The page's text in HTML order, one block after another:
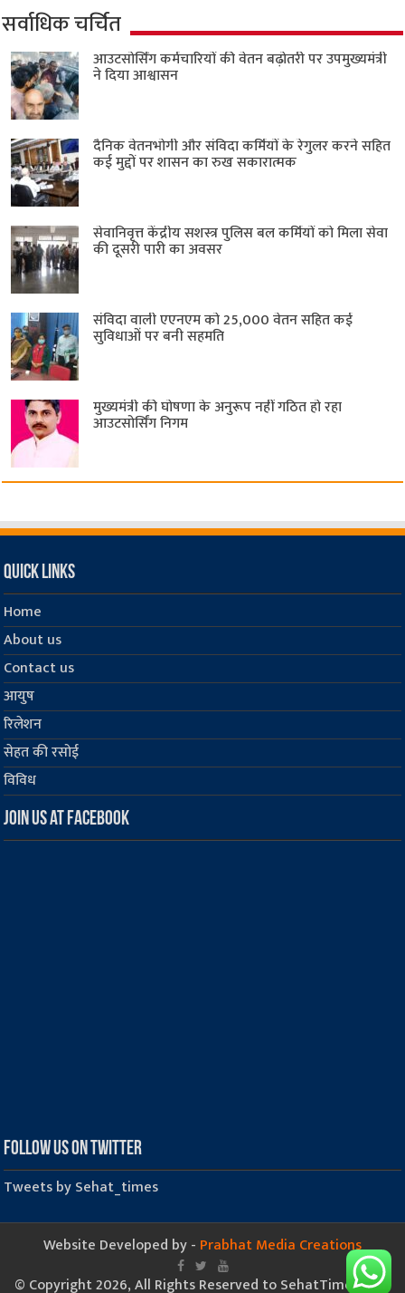
सर्वाधिक चर्चित
आउटसोर्सिंग कर्मचारियों की वेतन बढ़ोतरी पर उपमुख्यमंत्री
ने दिया आश्वासन
दैनिक वेतनभोगी और संविदा कर्मियों के रेगुलर करने सहित
कई मुद्दों पर शासन का रुख सकारात्मक
सेवानिवृत्त केंद्रीय सशस्त्र पुलिस बल ​कर्मियों को मिला सेवा
की दूसरी पारी का अवसर
संविदा वाली एएनएम को 25,000 वेतन सहित कई
सुविधाओं पर बनी सहमति
मुख्यमंत्री की घोषणा के अनुरूप नहीं गठित हो रहा
आउटसोर्सिंग निगम
Quick Links
Home
About us
Contact us
आयुष
रिलेशन
सेहत की रसोई
विविध
Join us at Facebook
Follow us on Twitter
Tweets by Sehat_times
Website Developed by - Prabhat Media Creations
© Copyright 2026, All Rights Reserved to SehatTimes.Com